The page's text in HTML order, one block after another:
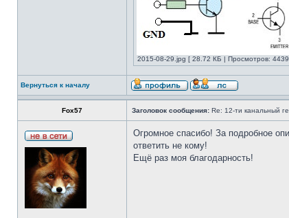
2015-08-29.jpg [ 28.72 КБ | Просмотров:
Вернуться к началу
Fox57 Заголовок сообщения: Re: 12-ти канальный
Огромное спасибо! За подробное
ответить не кому!
Ещё раз моя благодарность!